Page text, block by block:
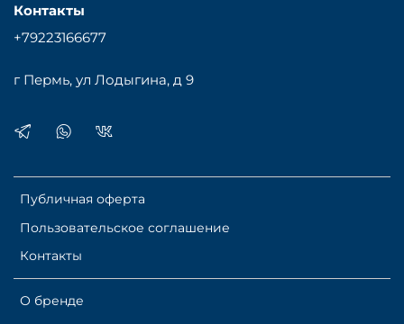
Публичная оферта
Пользовательское соглашение
Контакты
О бренде
Контакты
+79223166677
г Пермь, ул Лодыгина, д 9